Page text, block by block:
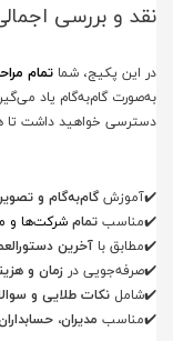
نقد و بررسی
در این پکیج، شما تمام
به‌صورت گام‌به‌گام یاد
دسترسی خواهید داشت تا
آموزشگام‌به‌گام و
✔️
مناسبتمامشرکت‌ها و
✔️
مطابق با آخرین
✔️
صرفه‌جویی در زمان و
✔️
شامل نکات طلایی و
✔️
مناسب مدیران، ✔️